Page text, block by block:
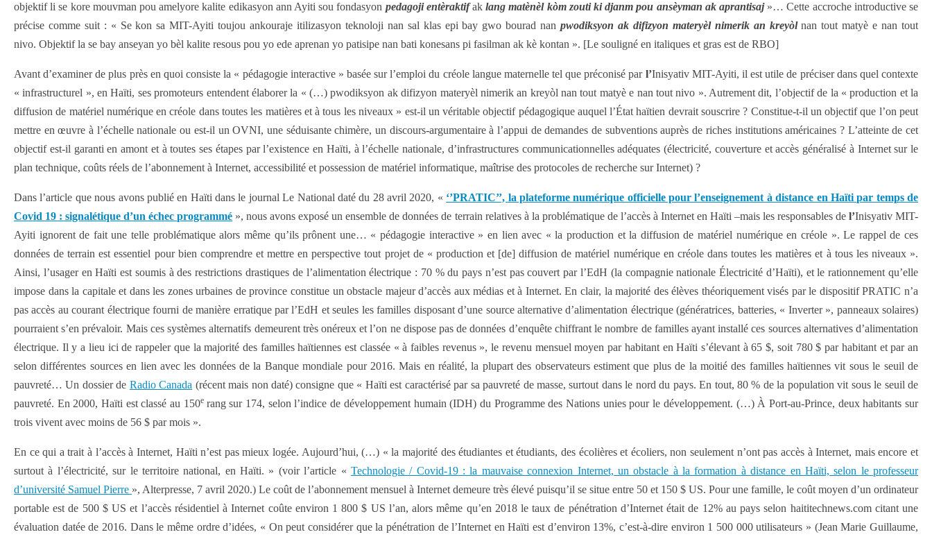
objektif li se kore mouvman pou amelyore kalite edikasyon ann Ayiti sou fondasyon pedagoji entèraktifaklang matènèl kòm zouti ki djanm pou ansèyman ak aprantisaj»… Cette accroche introductive se
précise comme suit : « Se kon sa MIT-Ayiti toujou ankouraje itilizasyon teknoloji nan sal klas epi bay gwo bourad nanpwodiksyon ak difizyon materyèl nimerik an kreyòlnan tout matyè e nan tout
nivo. Objektif la se bay anseyan yo bèl kalite resous pou yo ede aprenan yo patisipe nan bati konesans pi fasilman ak kè kontan ». [Le souligné en italiques et gras est de RBO]
Avant d’examiner de plus près en quoi consiste la « pédagogie interactive » basée sur l’emploi du créole langue maternelle tel que préconisé par l’Inisyativ MIT-Ayiti, il est utile de préciser dans quel contexte
« infrastructurel », en Haïti, ses promoteurs entendent élaborer la « (…) pwodiksyon ak difizyon materyèl nimerik an kreyòl nan tout matyè e nan tout nivo ». Autrement dit, l’objectif de la « production et la
diffusion de matériel numérique en créole dans toutes les matières et à tous les niveaux » est-il un véritable objectif pédagogique auquel l’État haïtien devrait souscrire ? Constitue-t-il un objectif que l’on peut
mettre en œuvre à l’échelle nationale ou est-il un OVNI, une séduisante chimère, un discours-argumentaire à l’appui de demandes de subventions auprès de riches institutions américaines ? L’atteinte de cet
objectif est-il garanti en amont et à toutes ses étapes par l’existence en Haïti, à l’échelle nationale, d’infrastructures communicationnelles adéquates (électricité, couverture et accès généralisé à Internet sur le
plan technique, coûts réels de l’abonnement à Internet, accessibilité et possession de matériel informatique, maîtrise des protocoles de recherche sur Internet) ?
Dans l’article que nous avons publié en Haïti dans le journal Le National daté du 28 avril 2020, « ‘’PRATIC’’, la plateforme numérique officielle pour l’enseignement à distance en Haïti par temps de
Covid 19 : signalétique d’un échec programmé », nous avons exposé un ensemble de données de terrain relatives à la problématique de l’accès à Internet en Haïti –mais les responsables de l’Inisyativ MIT-
Ayiti ignorent de fait une telle problématique alors même qu’ils prônent une… « pédagogie interactive » en lien avec « la production et la diffusion de matériel numérique en créole ». Le rappel de ces
données de terrain est essentiel pour bien comprendre et mettre en perspective tout projet de « production et [de] diffusion de matériel numérique en créole dans toutes les matières et à tous les niveaux ».
Ainsi, l’usager en Haïti est soumis à des restrictions drastiques de l’alimentation électrique : 70 % du pays n’est pas couvert par l’EdH (la compagnie nationale Électricité d’Haïti), et le rationnement qu’elle
impose dans la capitale et dans les zones urbaines de province constitue un obstacle majeur d’accès aux médias et à Internet. En clair, la majorité des élèves théoriquement visés par le dispositif PRATIC n’a
pas accès au courant électrique fourni de manière erratique par l’EdH et seules les familles disposant d’une source alternative d’alimentation électrique (génératrices, batteries, « Inverter », panneaux solaires)
pourraient s’en prévaloir. Mais ces systèmes alternatifs demeurent très onéreux et l’on ne dispose pas de données d’enquête chiffrant le nombre de familles ayant installé ces sources alternatives d’alimentation
électrique. Il y a lieu ici de rappeler que la majorité des familles haïtiennes est classée « à faibles revenus », le revenu mensuel moyen par habitant en Haïti s’élevant à 65 $, soit 780 $ par habitant et par an
selon différentes sources en lien avec les données de la Banque mondiale pour 2016. Mais en réalité, la plupart des observateurs estiment que plus de la moitié des familles haïtiennes vit sous le seuil de
pauvreté… Un dossier de Radio Canada (récent mais non daté) consigne que « Haïti est caractérisé par sa pauvreté de masse, surtout dans le nord du pays. En tout, 80 % de la population vit sous le seuil de
pauvreté. En 2000, Haïti est classé au 150e rang sur 174, selon l’indice de développement humain (IDH) du Programme des Nations unies pour le développement. (…) À Port-au-Prince, deux habitants sur
trois vivent avec moins de 56 $ par mois ».
En ce qui a trait à l’accès à Internet, Haïti n’est pas mieux logée. Aujourd’hui, (…) « la majorité des étudiantes et étudiants, des écolières et écoliers, non seulement n’ont pas accès à Internet, mais encore et
surtout à l’électricité, sur le territoire national, en Haïti. » (voir l’article « Technologie / Covid-19 : la mauvaise connexion Internet, un obstacle à la formation à distance en Haïti, selon le professeur
d’université Samuel Pierre », Alterpresse, 7 avril 2020.) Le coût de l’abonnement mensuel à Internet demeure très élevé puisqu’il se situe entre 50 et 150 $ US. Pour une famille, le coût moyen d’un ordinateur
portable est de 500 $ US et l’accès résidentiel à Internet coûte environ 1 800 $ US l’an, alors même qu’en 2018 le taux de pénétration d’Internet était de 12% au pays selon haititechnews.com citant une
évaluation datée de 2016. Dans le même ordre d’idées, « On peut considérer que la pénétration de l’Internet en Haïti est d’environ 13%, c’est-à-dire environ 1 500 000 utilisateurs » (Jean Marie Guillaume,